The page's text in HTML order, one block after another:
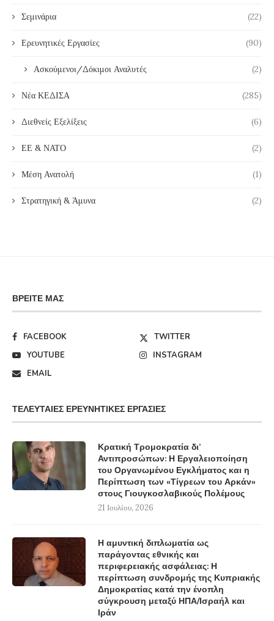
Σεμινάρια (22)
Ερευνητικές Εργασίες (90)
Ασκούμενοι/Δόκιμοι Αναλυτές (2)
Νέα ΚΕΔΙΣΑ (285)
Διεθνείς Εξελίξεις (6)
ΕΕ & ΝΑΤΟ (2)
Μέση Ανατολή (1)
Στρατηγική & Άμυνα (2)
ΒΡΕΊΤΕ ΜΑΣ
FACEBOOK
TWITTER
YOUTUBE
INSTAGRAM
EMAIL
ΤΕΛΕΥΤΑΊΕΣ ΕΡΕΥΝΗΤΙΚΈΣ ΕΡΓΑΣΊΕΣ
Κρατική Τρομοκρατία δι’
Αντιπροσώπων: Η Εργαλειοποίηση
του Οργανωμένου Εγκλήματος και η
Περίπτωση των «Τίγρεων του Αρκάν»
στους Γιουγκοσλαβικούς Πολέμους
21 Ιουλίου, 2026
Η αμυντική διπλωματία ως
παράγοντας εθνικής και
περιφερειακής ασφάλειας: Η
περίπτωση συνδρομής της Κυπριακής
Δημοκρατίας κατά την ένοπλη
σύγκρουση μεταξύ ΗΠΑ/Ισραήλ και
Ιράν